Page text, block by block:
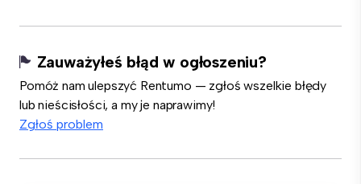
Zauważyłeś błąd w ogłoszeniu?
Pomóż nam ulepszyć Rentumo — zgłoś wszelkie błędy
lub nieścisłości, a my je naprawimy!
Zgłoś problem